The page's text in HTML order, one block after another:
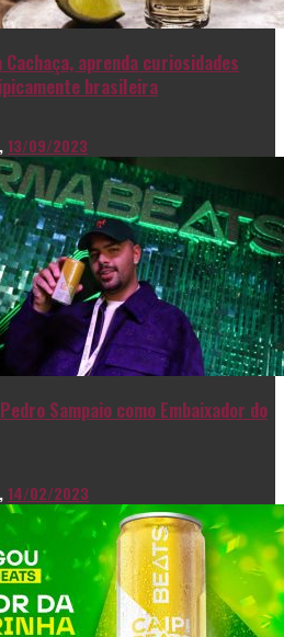
Cachaça, aprenda curiosidades
brasileira
,13/09/2023
Sampaio como Embaixador do
,14/02/2023